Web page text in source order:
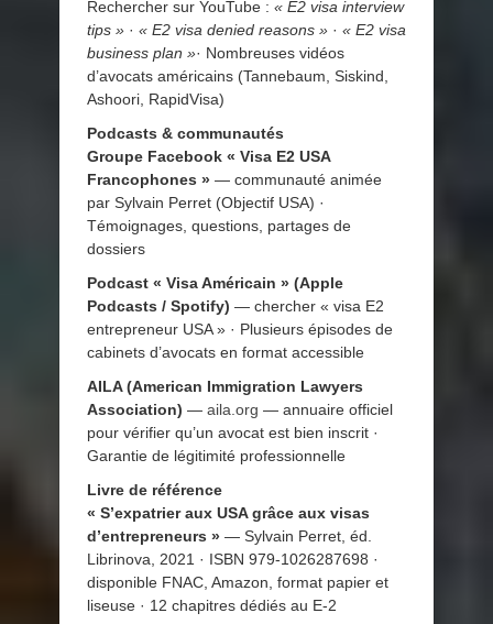
Rechercher sur YouTube : « E2 visa interview
tips »· « E2 visa denied reasons »· « E2 visa
business plan »· Nombreuses vidéos
d’avocats américains (Tannebaum, Siskind,
Ashoori, RapidVisa)
Podcasts & communautés
Groupe Facebook « Visa E2 USA
Francophones »— communauté animée
par Sylvain Perret (Objectif USA) ·
Témoignages, questions, partages de
dossiers
Podcast « Visa Américain » (Apple
Podcasts / Spotify) — chercher « visa E2
entrepreneur USA » · Plusieurs épisodes de
cabinets d’avocats en format accessible
AILA (American Immigration Lawyers
Association) — aila.org — annuaire officiel
pour vérifier qu’un avocat est bien inscrit ·
Garantie de légitimité professionnelle
Livre de référence
« S’expatrier aux USA grâce aux visas
d’entrepreneurs »— Sylvain Perret, éd.
Librinova, 2021 · ISBN 979-1026287698 ·
disponible FNAC, Amazon, format papier et
liseuse · 12 chapitres dédiés au E-2